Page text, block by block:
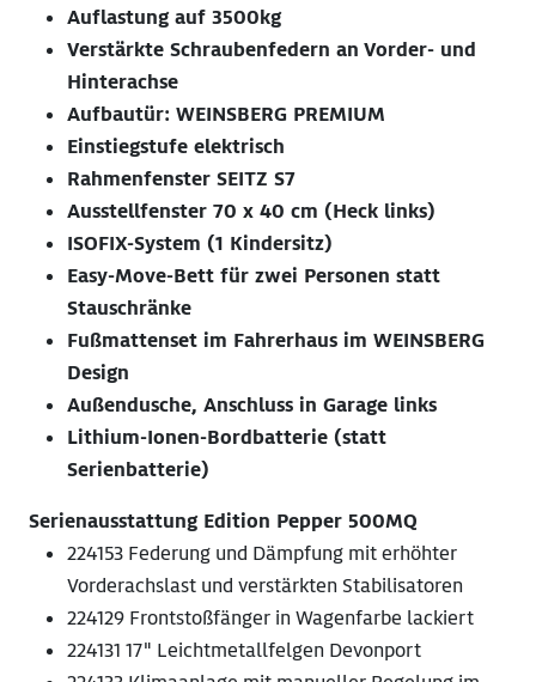
Auflastung auf 3500kg
Verstärkte Schraubenfedern an Vorder- und
Hinterachse
Aufbautür: WEINSBERG PREMIUM
Einstiegstufe elektrisch
Rahmenfenster SEITZ S7
Ausstellfenster 70 x 40 cm (Heck links)
ISOFIX-System (1 Kindersitz)
Easy-Move-Bett für zwei Personen statt
Stauschränke
Fußmattenset im Fahrerhaus im WEINSBERG
Design
Außendusche, Anschluss in Garage links
Lithium-Ionen-Bordbatterie (statt
Serienbatterie)
Serienausstattung Edition Pepper 500MQ
224153 Federung und Dämpfung mit erhöhter
Vorderachslast und verstärkten Stabilisatoren
224129 Frontstoßfänger in Wagenfarbe lackiert
224131 17" Leichtmetallfelgen Devonport